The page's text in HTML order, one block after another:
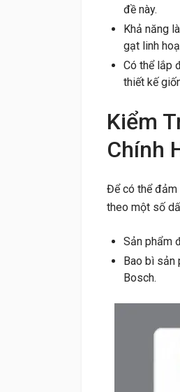
đề này.
Khả năng
gạt linh
Có thể lắp
thiết kế
Kiểm
Chính
Để có thể
theo một số
Sản phẩm
Bao bì sản
Bosch.